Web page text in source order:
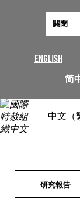
ENGLISH
简
關閉
中文（
研究報告